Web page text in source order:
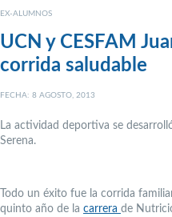
EX-ALUMNOS
UCN y CESFAM
corrida saludable
FECHA: 8 AGOSTO, 2013
La actividad deportiva se
Serena.
Todo un éxito fue la corrida
quinto año de la carrera de